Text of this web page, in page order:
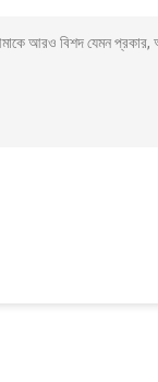
আরও বিশদ যেমন প্রকার,